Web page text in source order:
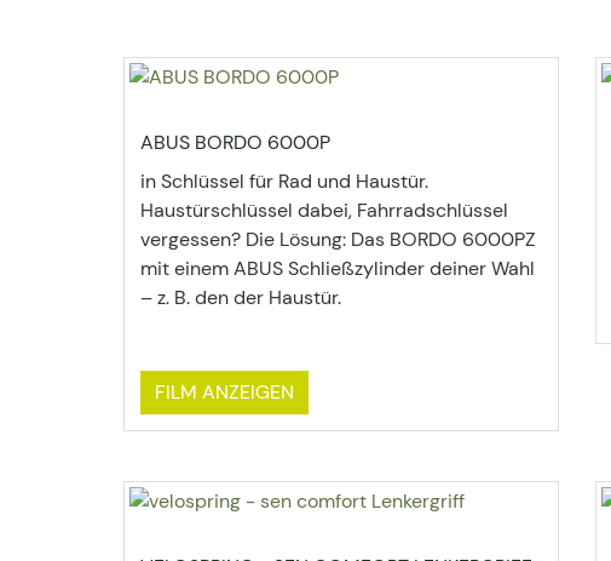
ABUS BORDO 6000P
in Schlüssel für Rad und Haustür.
Haustürschlüssel dabei, Fahrradschlüssel
vergessen? Die Lösung: Das BORDO 6000PZ
mit einem ABUS Schließzylinder deiner Wahl
– z. B. den der Haustür.
FILM ANZEIGEN